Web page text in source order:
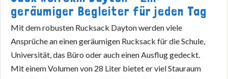
geräumiger Begleiter für jeden Tag
Mit dem robusten Rucksack Dayton werden viele
Ansprüche an einen geräumigen Rucksack für die Schule,
Universität, das Büro oder auch einen Ausflug gedeckt.
Mit einem Volumen von 28 Liter bietet er viel Stauraum